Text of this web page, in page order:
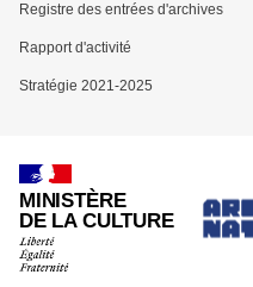
Registre des entrées d'archives
Rapport d'activité
Stratégie 2021-2025
MINISTÈRE
DE LA CULTURE